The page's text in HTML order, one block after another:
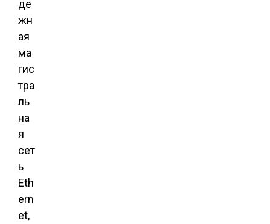
де
жн
ая
ма
гис
тра
ль
на
я
сет
ь
Eth
ern
et,